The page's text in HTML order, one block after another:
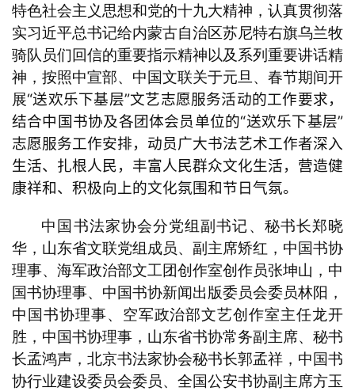
容
易
寫
錯
用
錯
的
繁
體
字
一
例
特色社会主义思想和党的十九大精神，认真贯彻落
实习近平总书记给内蒙古自治区苏尼特右旗乌兰牧
骑队员们回信的重要指示精神以及系列重要讲话精
神，按照中宣部、中国文联关于元旦、春节期间开
展“送欢乐下基层”文艺志愿服务活动的工作要求，
结合中国书协及各团体会员单位的“送欢乐下基层”
志愿服务工作安排，动员广大书法艺术工作者深入
生活、扎根人民，丰富人民群众文化生活，营造健
康祥和、积极向上的文化氛围和节日气氛。
中国书法家协会分党组副书记、秘书长郑晓
华，山东省文联党组成员、副主席矫红，中国书协
理事、海军政治部文工团创作室创作员张坤山，中
国书协理事、中国书协新闻出版委员会委员林阳，
中国书协理事、空军政治部文艺创作室主任龙开
胜，中国书协理事，山东省书协常务副主席、秘书
长孟鸿声，北京书法家协会秘书长郭孟祥，中国书
协行业建设委员会委员、全国公安书协副主席方玉